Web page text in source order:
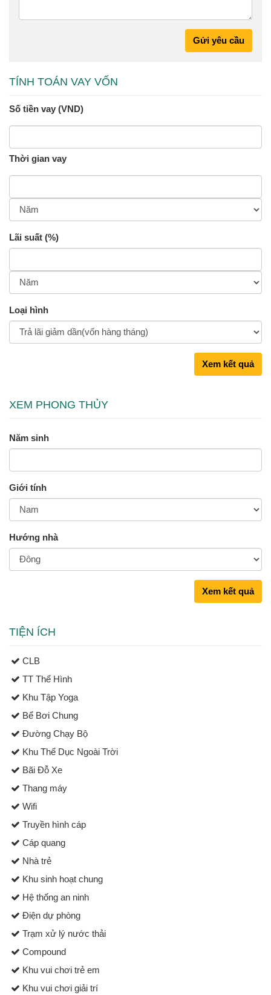
Gửi yêu cầu
TÍNH TOÁN VAY VỐN
Số tiền vay (VND)
Thời gian vay
Lãi suất (%)
Loại hình
Xem kết quả
XEM PHONG THỦY
Năm sinh
Giới tính
Hướng nhà
Xem kết quả
TIỆN ÍCH
CLB
TT Thể Hình
Khu Tập Yoga
Bể Bơi Chung
Đường Chạy Bộ
Khu Thể Dục Ngoài Trời
Bãi Đỗ Xe
Thang máy
Wifi
Truyền hình cáp
Cáp quang
Nhà trẻ
Khu sinh hoạt chung
Hệ thống an ninh
Điện dự phòng
Trạm xử lý nước thải
Compound
Khu vui chơi trẻ em
Khu vui chơi giải trí